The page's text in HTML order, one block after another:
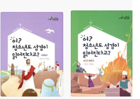
대ㆍ라ㆍ느
신약이 열립니다
땅의 패권
들